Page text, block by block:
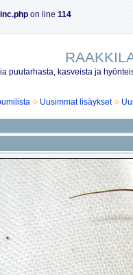
on line 114
puutarhasta, kasveista ja
Uusimmat lisäykset